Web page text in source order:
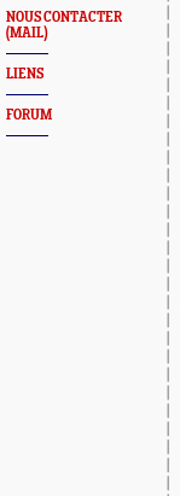
NOUS CONTACTER
(MAIL)
LIENS
FORUM